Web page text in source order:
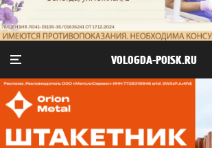
VOLOGDA-POISK.RU